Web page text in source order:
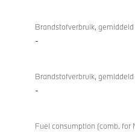
Brandstofverbruik, gemiddeld
-
Brandstofverbruik, gemiddeld
-
Fuel consumption (comb. for